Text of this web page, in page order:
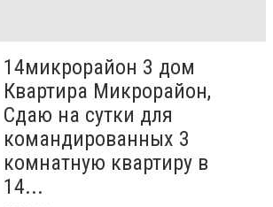
14микрорайон 3 дом
Квартира Микрорайон,
Сдаю на сутки для
командированных 3
комнатную квартиру в
14...